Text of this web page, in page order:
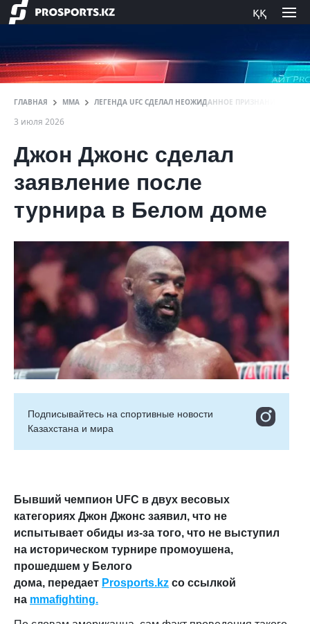
ққ
ГЛАВНАЯ ММА ЛЕГЕНДА UFC СДЕЛАЛ НЕОЖИДАННОЕ ПРИЗНАНИЕ О
3 июля 2026
Джон Джонс сделал
заявление после
турнира в Белом доме
Подписывайтесь на cпортивные новости
Казахстана и мира
Бывший чемпион UFC в двух весовых
категориях Джон Джонс заявил, что не
испытывает обиды из-за того, что не выступил
на историческом турнире промоушена,
прошедшем у Белого
дома, передает Prosports.kz со ссылкой
на mmafighting.